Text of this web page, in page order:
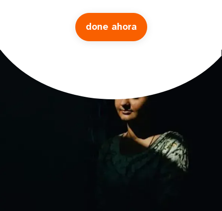
done ahora